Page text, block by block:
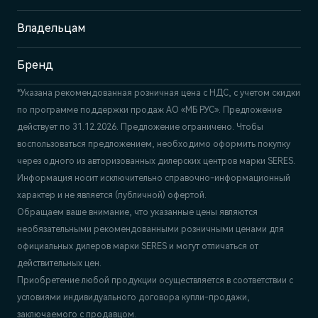
Отдел продаж и сервиса
+7 (351) 700-1-700
Владельцам
Бренд
*Указана рекомендованная розничная цена c НДС, с учетом скидки
по программе поддержки продаж АО «МБ РУС». Предложение
действует по 31.12.2026. Предложение ограничено. Чтобы
воспользоваться предложением, необходимо оформить покупку
через одного из авторизованных дилерских центров марки SERES.
Информация носит исключительно справочно-информационный
характер и не является (публичной) офертой.
Обращаем ваше внимание, что указанные цены являются
необязательными рекомендованными розничными ценами для
официальных дилеров марки SERES и могут отличаться от
действительных цен.
Приобретение любой продукции осуществляется в соответствии с
условиями индивидуального договора купли-продажи,
заключаемого с продавцом.